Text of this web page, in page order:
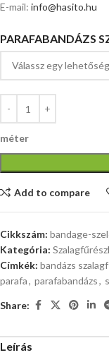
E-mail: info@hasito.hu
PARAFABANDÁZS
méter
Add to compare
Cikkszám: bandage-
Kategória:
Címkék: bandázs
parafa, parafabandázs,
Share:
Leírás